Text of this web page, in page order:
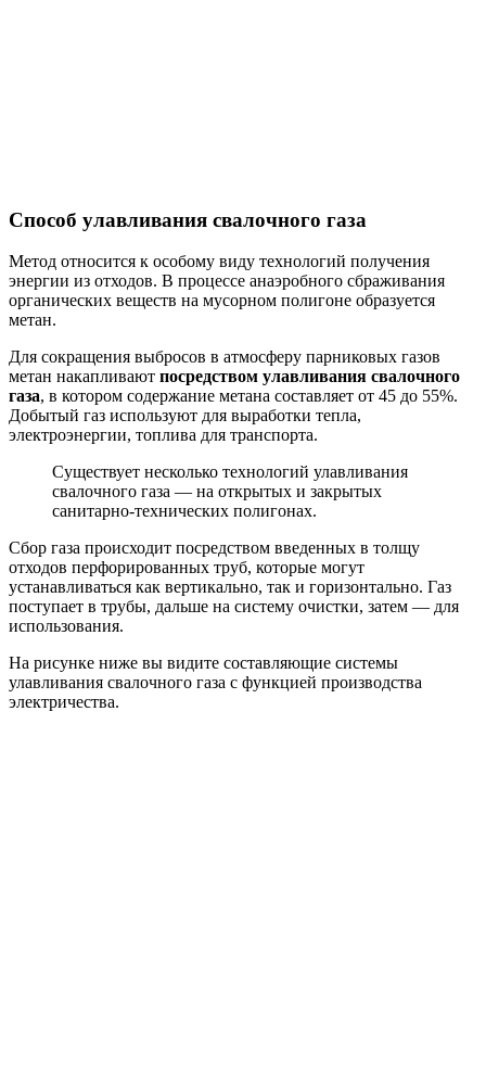
Способ улавливания свалочного газа
Метод относится к особому виду технологий получения
энергии из отходов. В процессе анаэробного сбраживания
органических веществ на мусорном полигоне образуется
метан.
Для сокращения выбросов в атмосферу парниковых газов
метан накапливают посредством улавливания свалочного
газа, в котором содержание метана составляет от 45 до 55%.
Добытый газ используют для выработки тепла,
электроэнергии, топлива для транспорта.
Существует несколько технологий улавливания
свалочного газа — на открытых и закрытых
санитарно-технических полигонах.
Сбор газа происходит посредством введенных в толщу
отходов перфорированных труб, которые могут
устанавливаться как вертикально, так и горизонтально. Газ
поступает в трубы, дальше на систему очистки, затем — для
использования.
На рисунке ниже вы видите составляющие системы
улавливания свалочного газа с функцией производства
электричества.